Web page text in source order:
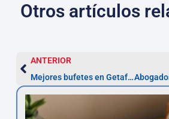
Otros artículos
ANTERIOR
Mejores bufetes en Getafe y plazos clave (prescripción 5 años)